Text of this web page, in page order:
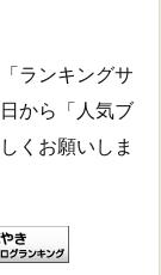
ランキングサ
から「人気ブ
くお願いしま